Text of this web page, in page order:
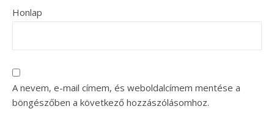
Honlap
A nevem, e-mail címem, és weboldalcímem mentése a
böngészőben a következő hozzászólásomhoz.